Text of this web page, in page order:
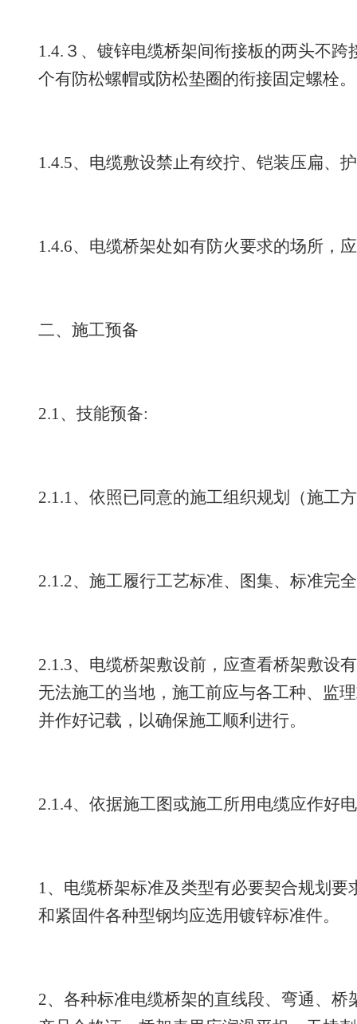
1.4.３、镀锌电缆桥架间衔接板的两头不
个有防松螺帽或防松垫圈的衔接固定螺栓。
1.4.5、电缆敷设禁止有绞拧、铠装压扁、
1.4.6、电缆桥架处如有防火要求的场所，
二、施工预备
2.1、技能预备:
2.1.1、依照已同意的施工组织规划（施工
2.1.2、施工履行工艺标准、图集、标准完
2.1.3、电缆桥架敷设前，应查看桥架敷设
无法施工的当地，施工前应与各工种、监
并作好记载，以确保施工顺利进行。
2.1.4、依据施工图或施工所用电缆应作好
1、电缆桥架标准及类型有必要契合规划
和紧固件各种型钢均应选用镀锌标准件。
2、各种标准电缆桥架的直线段、弯通、